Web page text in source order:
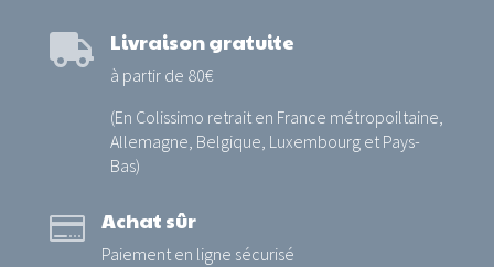
 Livraison gratuite
à partir de 80€
(En Colissimo retrait en France métropoiltaine,
Allemagne, Belgique, Luxembourg et Pays-
Bas)
 Achat sûr
Paiement en ligne sécurisé